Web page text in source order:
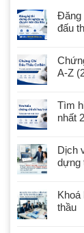
Đăng
đấu
A-Z
Tìm
nhất
Dịch
dựng
Khoá
thầu